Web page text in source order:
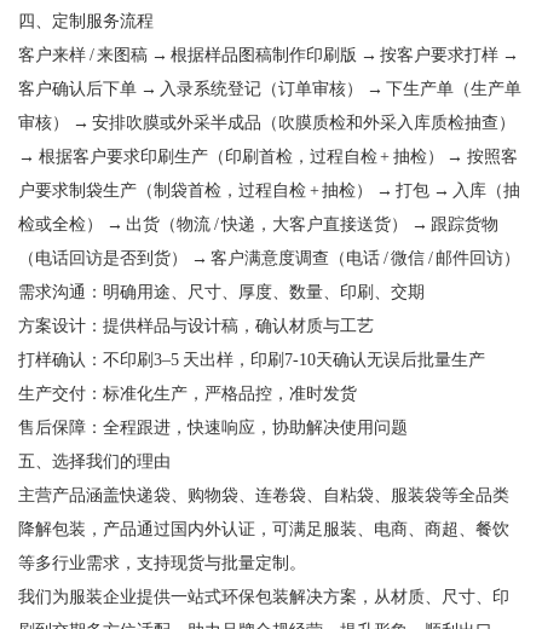
四、定制服务流程
客户来样 / 来图稿 → 根据样品图稿制作印刷版 → 按客户要求打样 →
客户确认后下单 → 入录系统登记（订单审核） → 下生产单（生产单
审核） → 安排吹膜或外采半成品（吹膜质检和外采入库质检抽查）
→ 根据客户要求印刷生产（印刷首检，过程自检 + 抽检） → 按照客
户要求制袋生产（制袋首检，过程自检 + 抽检） → 打包 → 入库（抽
检或全检） → 出货（物流 / 快递，大客户直接送货） → 跟踪货物
（电话回访是否到货） → 客户满意度调查（电话 / 微信 / 邮件回访）
需求沟通：明确用途、尺寸、厚度、数量、印刷、交期
方案设计：提供样品与设计稿，确认材质与工艺
打样确认：不印刷3–5 天出样，印刷7-10天确认无误后批量生产
生产交付：标准化生产，严格品控，准时发货
售后保障：全程跟进，快速响应，协助解决使用问题
五、选择我们的理由
主营产品涵盖快递袋、购物袋、连卷袋、自粘袋、服装袋等全品类
降解包装，产品通过国内外认证，可满足服装、电商、商超、餐饮
等多行业需求，支持现货与批量定制。
我们为服装企业提供一站式环保包装解决方案，从材质、尺寸、印